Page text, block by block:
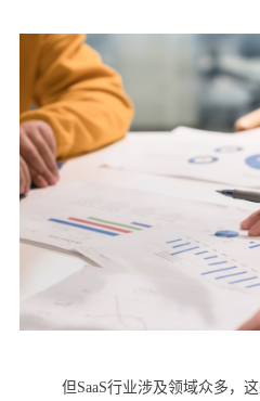
但SaaS行业涉及领域众多，